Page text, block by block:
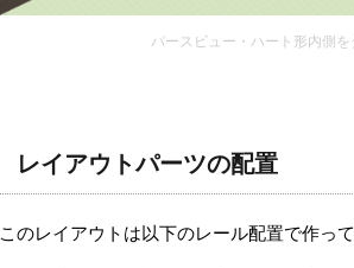
パースビュー・ハート形内側
レイアウトパーツの配置
このレイアウトは以下のレール配置で作って